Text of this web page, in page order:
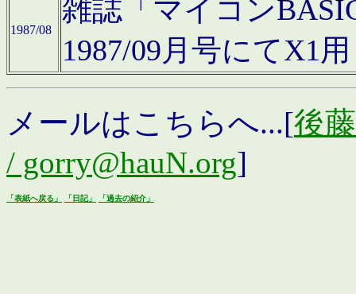
1987/08
雑誌「マイコン
1987/09月号にてX1
メールはこちらへ...[後
/ gorry@hauN.org]
「表紙へ戻る」 「日記」 「過去の紹介」